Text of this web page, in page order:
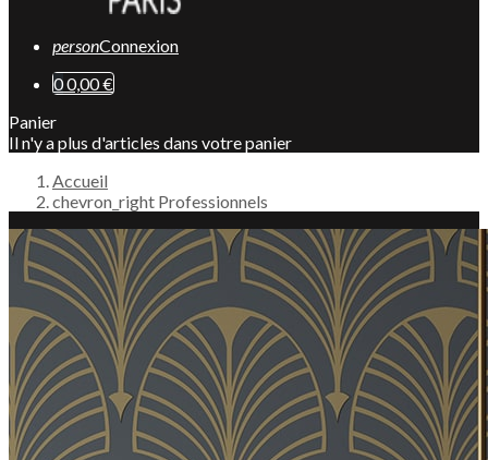
personConnexion
00,00 €
Panier
Il n'y a plus d'articles dans votre panier
Accueil
chevron_right Professionnels